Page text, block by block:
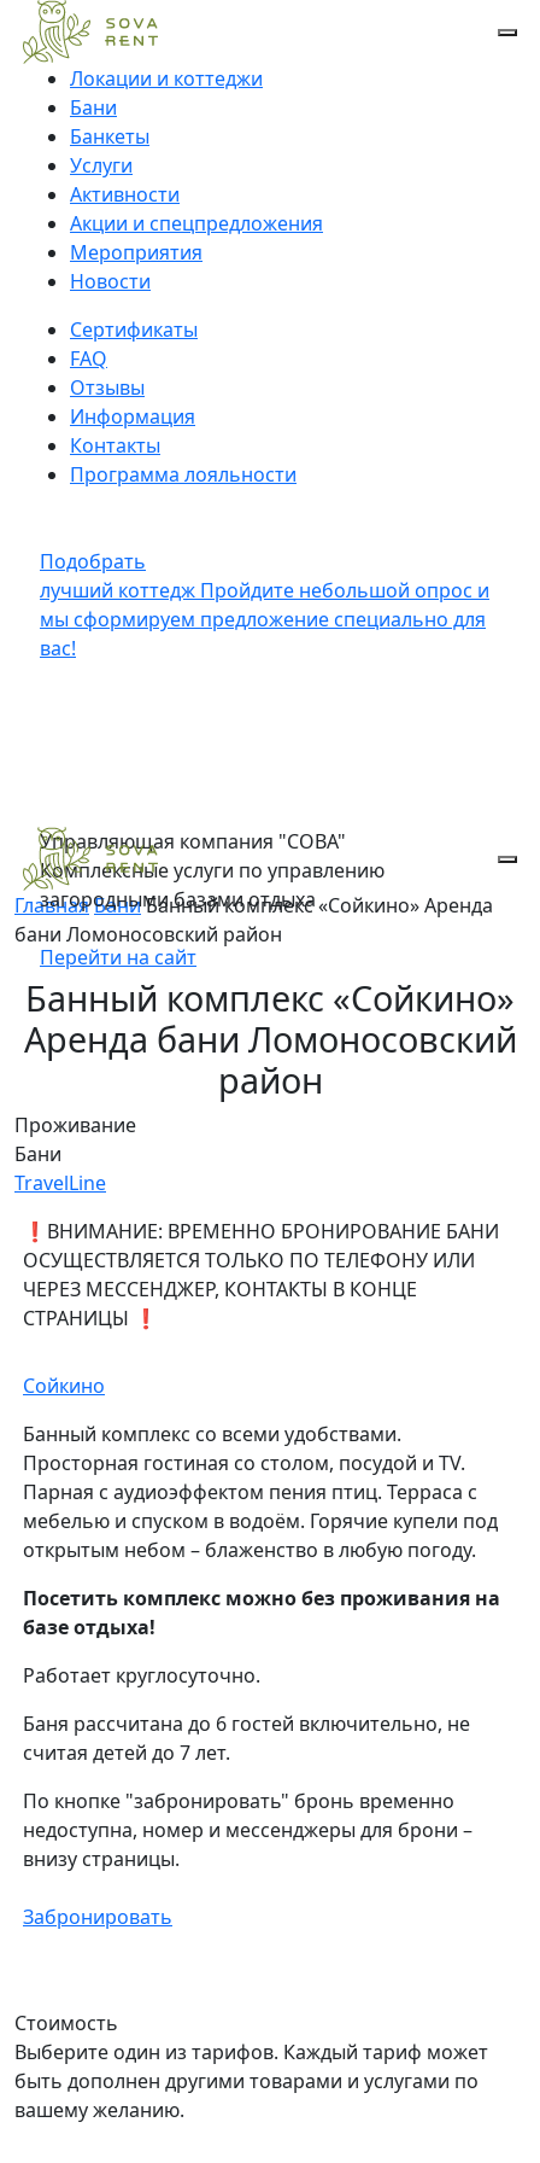
Локации и коттеджи
Бани
Банкеты
Услуги
Активности
Акции и спецпредложения
Мероприятия
Новости
Сертификаты
FAQ
Отзывы
Информация
Контакты
Программа лояльности
Подобрать
лучший коттедж Пройдите небольшой опрос и
мы сформируем предложение специально для
вас!
Управляющая компания "СОВА"
Комплексные услуги по управлению
загородными базами отдыха
Перейти на сайт
ГлавнаяБаниБанный комплекс «Сойкино» Аренда
бани Ломоносовский район
Банный комплекс «Сойкино»
Аренда бани Ломоносовский
район
Проживание
Бани
TravelLine
❗️ВНИМАНИЕ: ВРЕМЕННО БРОНИРОВАНИЕ БАНИ
ОСУЩЕСТВЛЯЕТСЯ ТОЛЬКО ПО ТЕЛЕФОНУ ИЛИ
ЧЕРЕЗ МЕССЕНДЖЕР, КОНТАКТЫ В КОНЦЕ
СТРАНИЦЫ ❗️
Сойкино
Банный комплекс со всеми удобствами.
Просторная гостиная со столом, посудой и ТV.
Парная с аудиоэффектом пения птиц. Терраса с
мебелью и спуском в водоём. Горячие купели под
открытым небом – блаженство в любую погоду.
Посетить комплекс можно без проживания на
базе отдыха!
Работает круглосуточно.
Баня рассчитана до 6 гостей включительно, не
считая детей до 7 лет.
По кнопке "забронировать" бронь временно
недоступна, номер и мессенджеры для брони –
внизу страницы.
Забронировать
Стоимость
Выберите один из тарифов. Каждый тариф может
быть дополнен другими товарами и услугами по
вашему желанию.